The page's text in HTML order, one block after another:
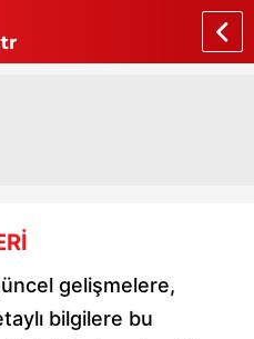
gelişmelere,
bilgilere bu